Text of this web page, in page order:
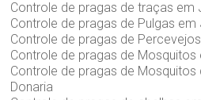
Controle de pragas de traças em
Controle de pragas de Pulgas em
Controle de pragas de
Controle de pragas de Mosquitos
Controle de pragas de Mosquitos
Donaria